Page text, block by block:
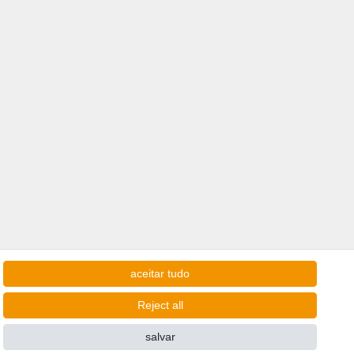
aceitar tudo
Reject all
salvar